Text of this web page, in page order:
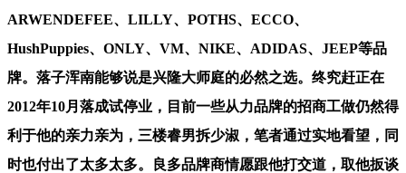
ARWENDEFEE、LILLY、POTHS、ECCO、
HushPuppies、ONLY、VM、NIKE、ADIDAS、JEEP等品
牌。落子浑南能够说是兴隆大师庭的必然之选。终究赶正在
2012年10月落成试停业，目前一些从力品牌的招商工做仍然得
利于他的亲力亲为，三楼睿男拆少淑，笔者通过实地看望，同
时也付出了太多太多。良多品牌商情愿跟他打交道，取他扳谈